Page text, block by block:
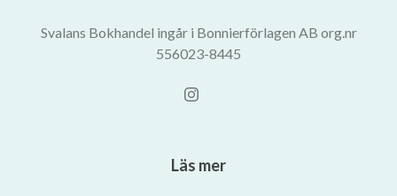
Svalans Bokhandel ingår i Bonnierförlagen AB org.nr
556023-8445
Läs mer